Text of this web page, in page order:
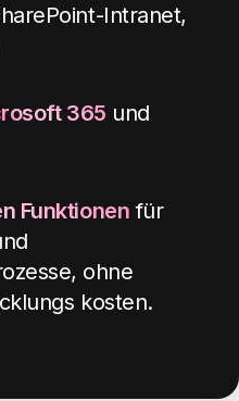
Intranet,
365 und
Funktionen für
ohne
kosten.